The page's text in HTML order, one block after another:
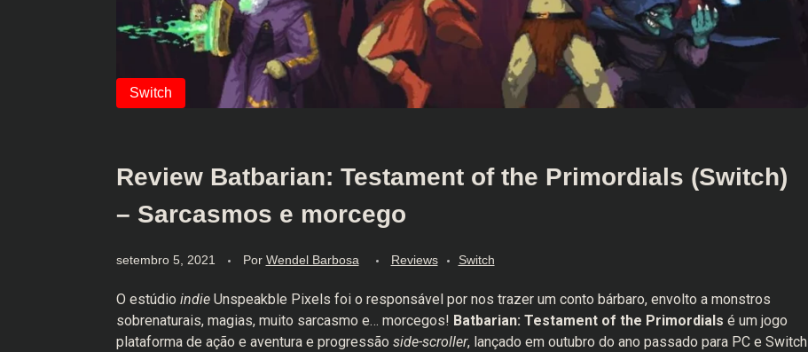
Review Batbarian: Testament of the Primordials (Switch)
– Sarcasmos e morcego
setembro 5, 2021 Por Wendel Barbosa Reviews Switch
O estúdio indieUnspeakble Pixels foi o responsável por nos trazer um conto bárbaro, envolto a monstros
sobrenaturais, magias, muito sarcasmo e… morcegos! Batbarian: Testament of the Primordials é um jogo
plataforma de ação e aventura e progressão side-scroller, lançado em outubro do ano passado para PC e Switch